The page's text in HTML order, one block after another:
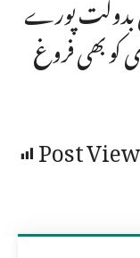
کو بھی فروغ
Post